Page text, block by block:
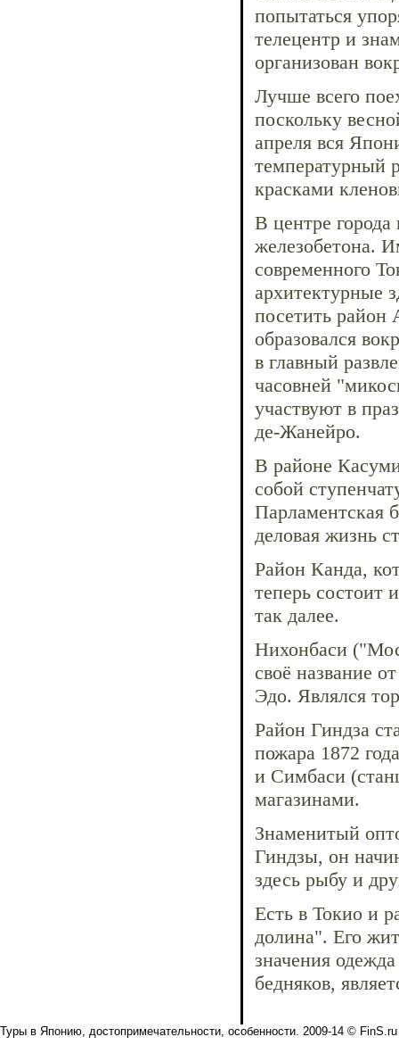
попытаться
телецентр и
организован
Лучше всего
поскольку
апреля вся
температурный
красками
В центре
железобетона.
современного
архитектурные
посетить район
образовался
в главный
часовней
участвуют в
де-Жанейро.
В районе
собой
Парламентская
деловая жизнь
Район Канда,
теперь состоит
так далее.
Нихонбаси
своё название
Эдо. Являлся
Район Гиндза
пожара 1872
и Симбаси
магазинами.
Знаменитый
Гиндзы, он
здесь рыбу и
Есть в Токио и
долина". Его
значения
бедняков,
Туры в Японию, достопримечательности, особенности. 2009-14 © FinS.ru